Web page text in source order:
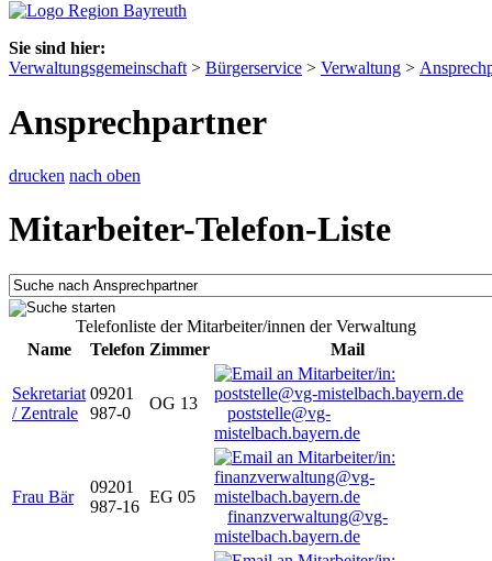
Sie sind hier:
Verwaltungsgemeinschaft > Bürgerservice > Verwaltung >
Ansprechpartner
drucken nach oben
Mitarbeiter-Telefon-Liste
Telefonliste der Mitarbeiter/innen der Verwaltung
Name
Telefon Zimmer Mail
Sekretariat
/ Zentrale
09201
987-0
OG 13
poststelle@vg-
mistelbach.bayern.de
Frau Bär
09201
987-16
EG 05
finanzverwaltung@vg-
mistelbach.bayern.de